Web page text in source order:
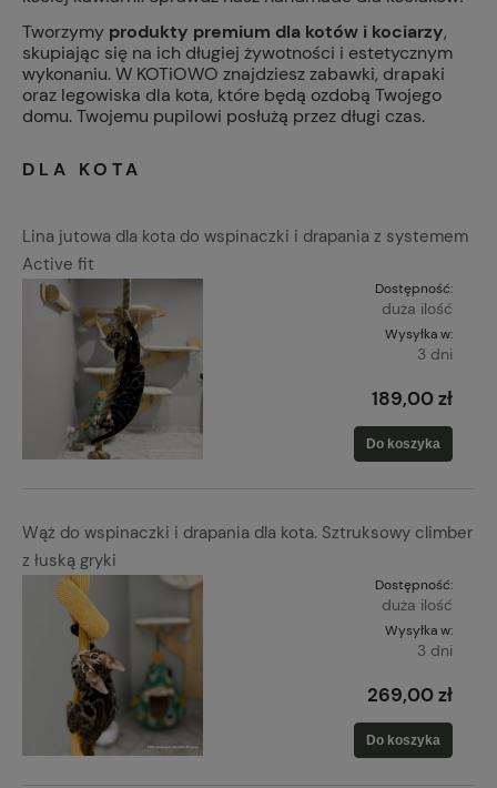
Tworzymy produkty premium dla kotów i kociarzy,
skupiając się na ich długiej żywotności i estetycznym
wykonaniu. W KOTiOWO znajdziesz zabawki, drapaki
oraz legowiska dla kota, które będą ozdobą Twojego
domu. Twojemu pupilowi posłużą przez długi czas.
DLA KOTA
Lina jutowa dla kota do wspinaczki i drapania z systemem
Active fit
Dostępność:
duża ilość
Wysyłka w:
3 dni
189,00 zł
Do koszyka
Wąż do wspinaczki i drapania dla kota. Sztruksowy climber
z łuską gryki
Dostępność:
duża ilość
Wysyłka w:
3 dni
269,00 zł
Do koszyka